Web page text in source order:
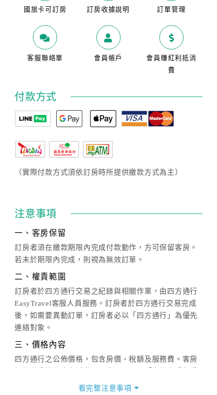
國旅卡可訂房 訂房收據說明 訂單管理
客服聯絡單 會員帳戶
會員賺紅利抵消
費
付款方式
（實際付款方式須依訂房時所提供繳款方式為主）
注意事項
一、客房保留
訂房者須在繳款期限內完成付款動作，方可保留客房。
若未於期限內完成，則視為無效訂單。
二、權責範圍
訂房者於四方通行交易之紀錄與相關作業，由四方通行
EasyTravel客服人員服務。訂房者於四方通行交易完成
後，如需要異動訂單，訂房者必以「四方通行」為優先
連絡對象。
三、價格內容
四方通行之公佈價格，包含房價、稅額及服務費。客房
價」之當日價格為標準。
看完整注意事項